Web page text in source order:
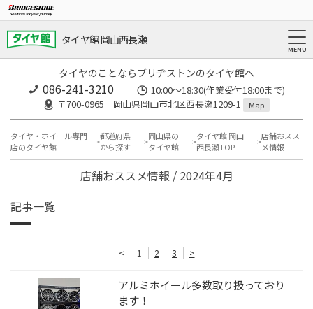
タイヤ館 岡山西長瀬
タイヤのことならブリヂストンのタイヤ館へ
086-241-3210
10:00〜18:30(作業受付18:00まで)
〒700-0965 岡山県岡山市北区西長瀬1209-1
Map
タイヤ・ホイール専門
店のタイヤ館
都道府県
から探す
岡山県の
タイヤ館
タイヤ館 岡山
西長瀬TOP
店舗おスス
メ情報
店舗おススメ情報 / 2024年4月
記事一覧
< 1 2 3 >
アルミホイール多数取り扱っており
ます！